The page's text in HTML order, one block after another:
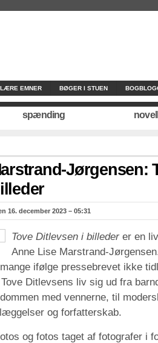
EMNER BØGER I STUEN
spænding
Jørgensen:
16. december 2023 – 05:31
Tove Ditlevsen i billeder er en
Anne Lise Marstrand-
ifølge pressebrevet ikke
Ditlevsens liv sig ud fra
med vennerne, til
og forfatterskab.
og fotos taget af fotografer i